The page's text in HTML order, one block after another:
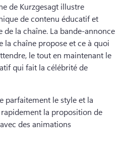
de Kurzgesagt illustre
de contenu éducatif et
de la chaîne. La bande-annonce
la chaîne propose et ce à quoi
le tout en maintenant le
qui fait la célébrité de
parfaitement le style et la
la proposition de
des animations